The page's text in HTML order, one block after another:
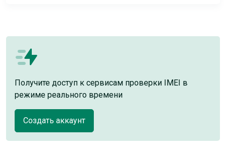
Получите доступ к сервисам проверки IMEI в
режиме реального времени
Создать аккаунт